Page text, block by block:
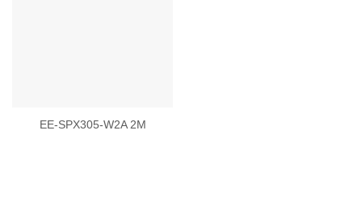
EE-SPX305-W2A 2M